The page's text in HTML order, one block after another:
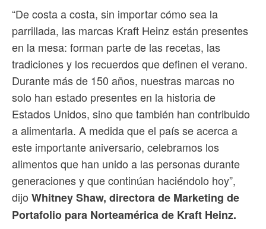
“De costa a costa, sin importar cómo sea la
parrillada, las marcas Kraft Heinz están presentes
en la mesa: forman parte de las recetas, las
tradiciones y los recuerdos que definen el verano.
Durante más de 150 años, nuestras marcas no
solo han estado presentes en la historia de
Estados Unidos, sino que también han contribuido
a alimentarla. A medida que el país se acerca a
este importante aniversario, celebramos los
alimentos que han unido a las personas durante
generaciones y que continúan haciéndolo hoy”,
dijo Whitney Shaw, directora de Marketing de
Portafolio para Norteamérica de Kraft Heinz.